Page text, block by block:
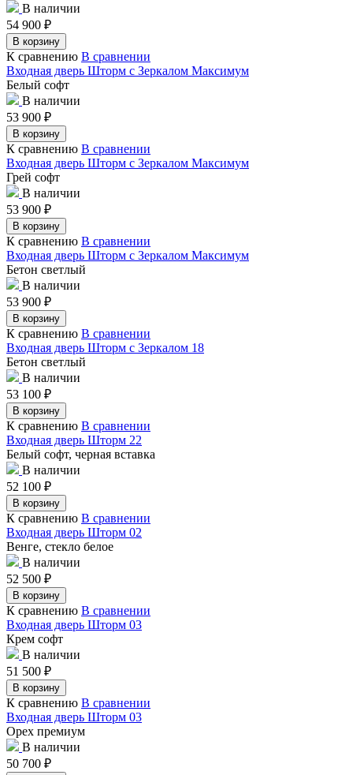
В наличии
54 900 ₽
В корзину
К сравнению В сравнении
Входная дверь Шторм с Зеркалом Максимум
Белый софт
В наличии
53 900 ₽
В корзину
К сравнению В сравнении
Входная дверь Шторм с Зеркалом Максимум
Грей софт
В наличии
53 900 ₽
В корзину
К сравнению В сравнении
Входная дверь Шторм с Зеркалом Максимум
Бетон светлый
В наличии
53 900 ₽
В корзину
К сравнению В сравнении
Входная дверь Шторм с Зеркалом 18
Бетон светлый
В наличии
53 100 ₽
В корзину
К сравнению В сравнении
Входная дверь Шторм 22
Белый софт, черная вставка
В наличии
52 100 ₽
В корзину
К сравнению В сравнении
Входная дверь Шторм 02
Венге, стекло белое
В наличии
52 500 ₽
В корзину
К сравнению В сравнении
Входная дверь Шторм 03
Крем софт
В наличии
51 500 ₽
В корзину
К сравнению В сравнении
Входная дверь Шторм 03
Орех премиум
В наличии
50 700 ₽